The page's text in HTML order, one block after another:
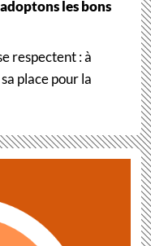
les bons
respectent : à
place pour la